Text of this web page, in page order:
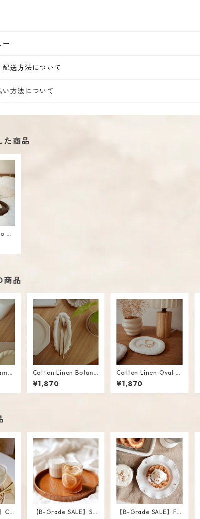
ー
配送方法について
い方法について
た商品
O
商品
Cotton Linen Botani
cal Mini Mat #White
¥1,870
Cotton Linen Oval M
ini Mat #White
¥1,870
Cr
【B-Grade SALE】Str
【B-Grade SALE】Fri